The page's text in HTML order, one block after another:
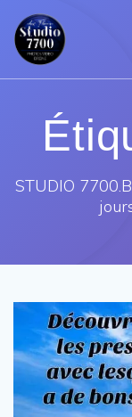
STUDIO